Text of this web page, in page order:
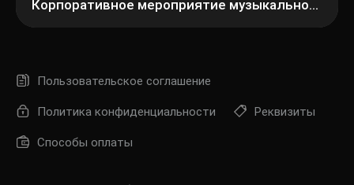
Корпоративное мероприятие музыкального магазина МузЭксперт
Пользовательское соглашение
Политика конфиденциальности Реквизиты
Способы оплаты